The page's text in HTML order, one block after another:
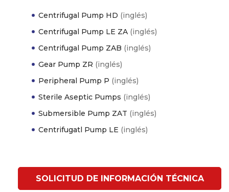
Centrifugal Pump HD (inglés)
Centrifugal Pump LE ZA (inglés)
Centrifugal Pump ZAB (inglés)
Gear Pump ZR (inglés)
Peripheral Pump P (inglés)
Sterile Aseptic Pumps (inglés)
Submersible Pump ZAT (inglés)
Centrifugatl Pump LE (inglés)
SOLICITUD DE INFORMACIÓN TÉCNICA